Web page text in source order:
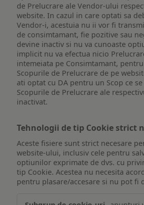
de Prelucrare ale Vendor-ului
website. In cazul in care optati sa
Vendor-i, acestuia nu ii vor fi
de consimtamant, fie pozitive sau
devine inactiv si nu va cunoaste
implicit nu va efectua nicio
intemeiata pe Consimtamant,
Scopurile de Prelucrare de pe
ati optat cu DA pentru un Scop ce
Scopurile de Prelucrare ale
inactivat.
Tehnologii de tip Cookie strict
Aceste fisiere sunt strict necesare
website-ului, inclusiv cele pentru
optiunilor exprimate de dvs. cu
tip Cookie. Acestea nu necesita
pentru plasare/accesare si nu pot fi